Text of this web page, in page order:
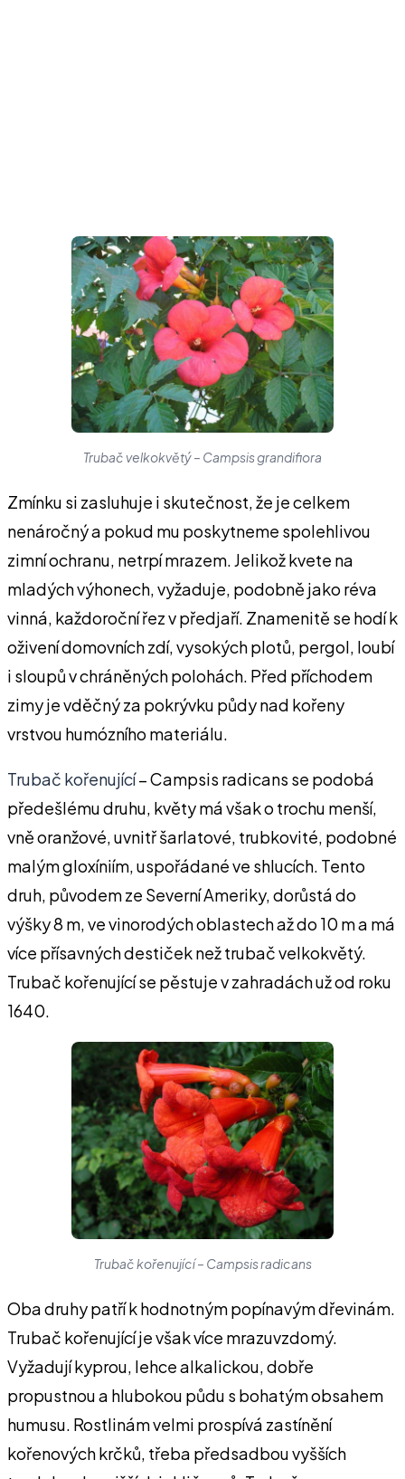
Trubač velkokvětý – Campsis grandifiora
Zmínku si zasluhuje i skutečnost, že je celkem
nenáročný a pokud mu poskytneme spolehlivou
zimní ochranu, netrpí mrazem. Jelikož kvete na
mladých výhonech, vyžaduje, podobně jako réva
vinná, každoroční řez v předjaří. Znamenitě se hodí k
oživení domovních zdí, vysokých plotů, pergol, loubí
i sloupů v chráněných polohách. Před příchodem
zimy je vděčný za pokrývku půdy nad kořeny
vrstvou humózního materiálu.
Trubač kořenující– Campsis radicans se podobá
předešlému druhu, květy má však o trochu menší,
vně oranžové, uvnitř šarlatové, trubkovité, podobné
malým gloxíniím, uspořádané ve shlucích. Tento
druh, původem ze Severní Ameriky, dorůstá do
výšky 8 m, ve vinorodých oblastech až do 10 m a má
více přísavných destiček než trubač velkokvětý.
Trubač kořenující se pěstuje v zahradách už od roku
1640.
Trubač kořenující – Campsis radicans
Oba druhy patří k hodnotným popínavým dřevinám.
Trubač kořenující je však více mrazuvzdomý.
Vyžadují kyprou, lehce alkalickou, dobře
propustnou a hlubokou půdu s bohatým obsahem
humusu. Rostlinám velmi prospívá zastínění
kořenových krčků, třeba předsadbou vyšších